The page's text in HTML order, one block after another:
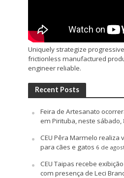
Uniquely strategize
frictionless manufactured
engineer reliable.
Recent Posts
Feira de Artesanato
em Pirituba, neste sábado,
CEU Pêra Marmelo realiza
para cães e gatos 6 de
CEU Taipas recebe
com presença de Leci